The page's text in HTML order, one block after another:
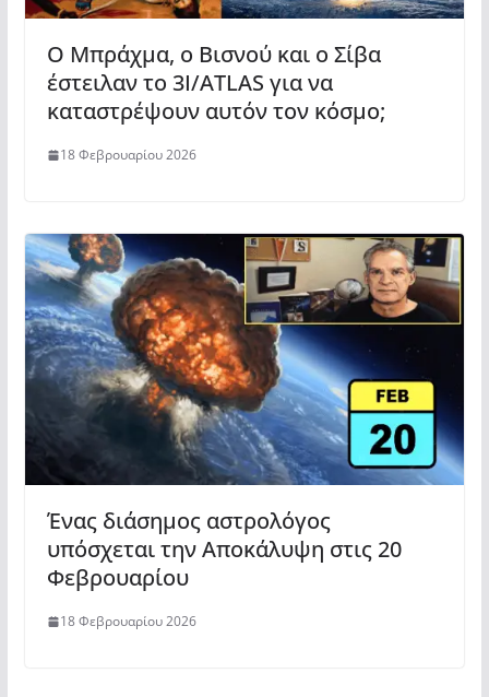
Ο Μπράχμα, ο Βισνού και ο Σίβα
έστειλαν το 3I/ATLAS για να
καταστρέψουν αυτόν τον κόσμο;
18 Φεβρουαρίου 2026
Ένας διάσημος αστρολόγος
υπόσχεται την Αποκάλυψη στις 20
Φεβρουαρίου
18 Φεβρουαρίου 2026